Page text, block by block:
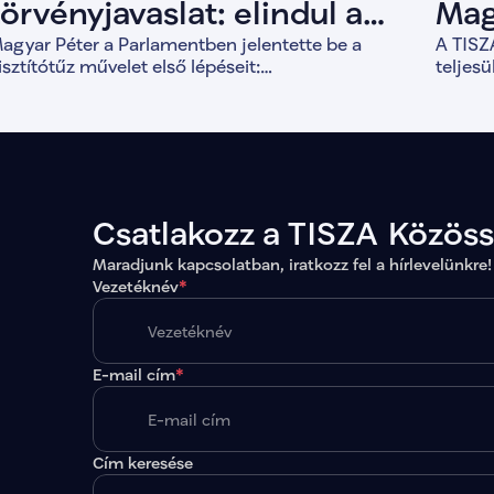
elindul a
művelet
Péter a Parlamentben jelentette be a
művelet első lépéseit:
A
évek
Csatlakozz a TISZA
Maradjunk kapcsolatban, iratkozz fel a hírlevelünkre!
Vezetéknév*
E-mail cím*
Cím keresése